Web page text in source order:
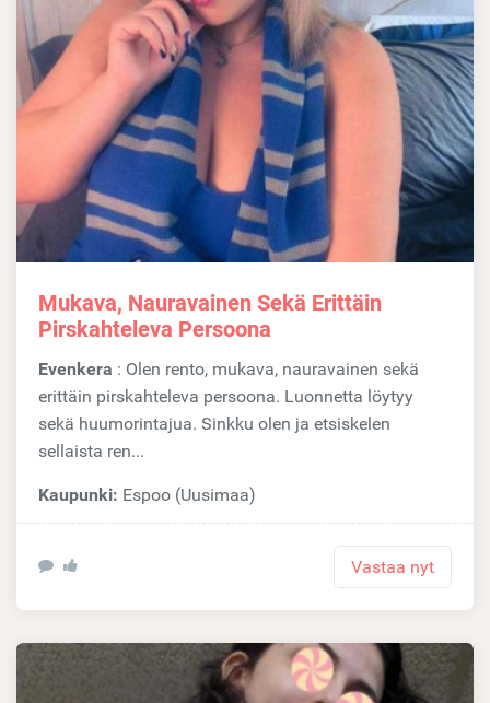
Mukava, Nauravainen Sekä Erittäin
Pirskahteleva Persoona
Evenkera : Olen rento, mukava, nauravainen sekä
erittäin pirskahteleva persoona. Luonnetta löytyy
sekä huumorintajua. Sinkku olen ja etsiskelen
sellaista ren...
Kaupunki: Espoo (Uusimaa)
Vastaa nyt